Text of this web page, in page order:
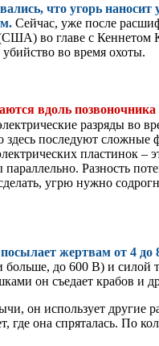
что угорь
Сейчас, уже после
во главе с Кеннетом
во время охоты.
вдоль
разряды во
здесь последуют
Разность
угрю нужно
жертвам от 4
больше, до 600 В) и
он съедает крабов и
он использует
где она спряталась. По